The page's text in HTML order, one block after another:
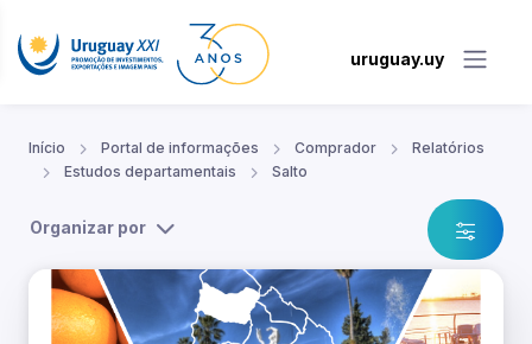
uruguay.uy
Início Portal de informações Comprador
Relatórios
Estudos departamentais
Salto
Organizar por